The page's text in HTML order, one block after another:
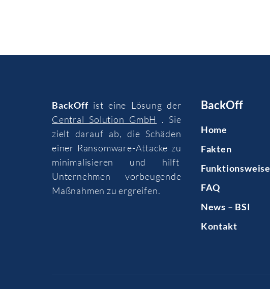
BackOffist eine Lösung der
Central Solution GmbH
. Sie
zielt darauf ab, die Schäden
einer Ransomware-Attacke zu
minimalisieren und hilft
Unternehmen vorbeugende
Maßnahmen zu ergreifen.
BackOff
Home
Fakten
Funktionsweise
FAQ
News – BSI
Kontakt